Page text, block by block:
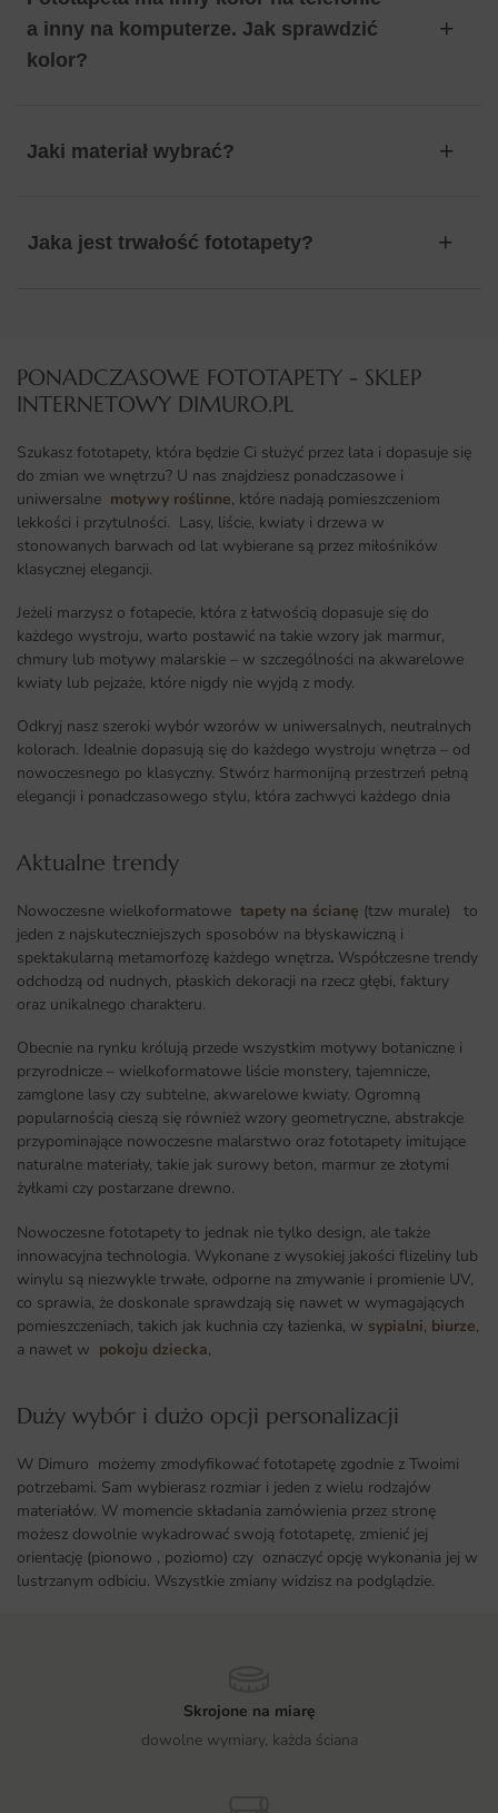
a inny na komputerze. Jak sprawdzić
kolor?
Jaki materiał wybrać?
Jaka jest trwałość fototapety?
PONADCZASOWE FOTOTAPETY - SKLEP
INTERNETOWY DIMURO.PL​
Szukasz fototapety, która będzie Ci służyć przez lata i dopasuje się
do zmian we wnętrzu? U nas znajdziesz ponadczasowe i
uniwersalne motywy roślinne, które nadają pomieszczeniom
lekkości i przytulności. Lasy, liście, kwiaty i drzewa w
stonowanych barwach od lat wybierane są przez miłośników
klasycznej elegancji.
Jeżeli marzysz o fotapecie, która z łatwością dopasuje się do
każdego wystroju, warto postawić na takie wzory jak marmur,
chmury lub motywy malarskie – w szczególności na akwarelowe
kwiaty lub pejzaże, które nigdy nie wyjdą z mody.
Odkryj nasz szeroki wybór wzorów w uniwersalnych, neutralnych
kolorach. Idealnie dopasują się do każdego wystroju wnętrza – od
nowoczesnego po klasyczny. Stwórz harmonijną przestrzeń pełną
elegancji i ponadczasowego stylu, która zachwyci każdego dnia
Aktualne trendy​
Nowoczesne wielkoformatowe tapety na ścianę (tzw murale) to
jeden z najskuteczniejszych sposobów na błyskawiczną i
spektakularną metamorfozę każdego wnętrza. Współczesne trendy
odchodzą od nudnych, płaskich dekoracji na rzecz głębi, faktury
oraz unikalnego charakteru.
Obecnie na rynku królują przede wszystkim motywy botaniczne i
przyrodnicze – wielkoformatowe liście monstery, tajemnicze,
zamglone lasy czy subtelne, akwarelowe kwiaty. Ogromną
popularnością cieszą się również wzory geometryczne, abstrakcje
przypominające nowoczesne malarstwo oraz fototapety imitujące
naturalne materiały, takie jak surowy beton, marmur ze złotymi
żyłkami czy postarzane drewno.
Nowoczesne fototapety to jednak nie tylko design, ale także
innowacyjna technologia. Wykonane z wysokiej jakości flizeliny lub
winylu są niezwykle trwałe, odporne na zmywanie i promienie UV,
co sprawia, że doskonale sprawdzają się nawet w wymagających
pomieszczeniach, takich jak kuchnia czy łazienka, w sypialni, biurze,
a nawet w pokoju dziecka,
Duży wybór i dużo opcji personalizacji ​
W Dimuro możemy zmodyfikować fototapetę zgodnie z Twoimi
potrzebami. Sam wybierasz rozmiar i jeden z wielu rodzajów
materiałów. W momencie składania zamówienia przez stronę
możesz dowolnie wykadrować swoją fototapetę, zmienić jej
orientację (pionowo , poziomo) czy oznaczyć opcję wykonania jej w
lustrzanym odbiciu. Wszystkie zmiany widzisz na podglądzie.
Skrojone na miarę
dowolne wymiary, każda ściana